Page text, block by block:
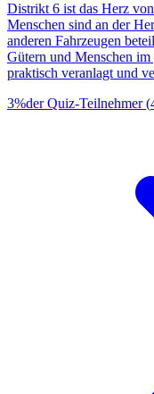
Distrikt 6 ist das Herz
Menschen sind an der
anderen Fahrzeugen
Gütern und Menschen
praktisch veranlagt und
3%der Quiz-Teilnehmer(